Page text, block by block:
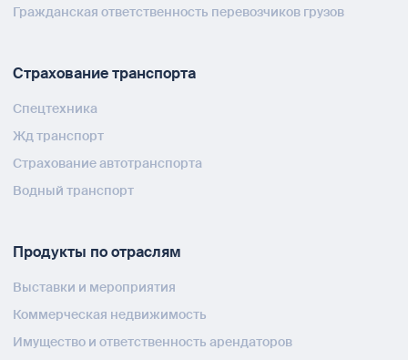
Гражданская ответственность перевозчиков грузов
Страхование транспорта
Спецтехника
Жд транспорт
Страхование автотранспорта
Водный транспорт
Продукты по отраслям
Выставки и мероприятия
Коммерческая недвижимость
Имущество и ответственность арендаторов